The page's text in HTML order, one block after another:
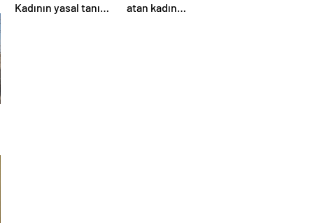
Kadının yasal tanımı
atan kadın